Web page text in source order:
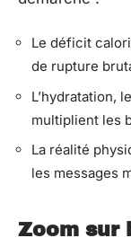
Le déficit
de rupture
L’hydratation,
multiplient les
La réalité
les messages
Zoom sur